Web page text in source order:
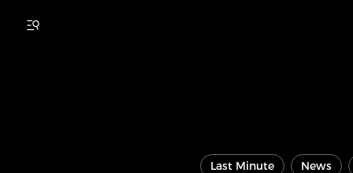
Last Minute News